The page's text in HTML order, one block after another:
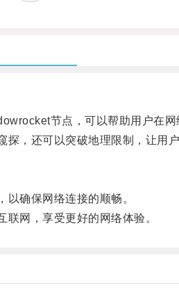
节点，可以帮助用户在网
，还可以突破地理限制，让用户
确保网络连接的顺畅。
网，享受更好的网络体验。